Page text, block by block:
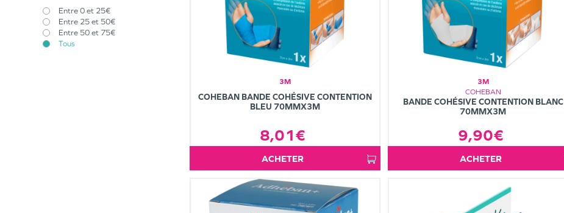
Entre 0 et 25€
Entre 25 et 50€
Entre 50 et 75€
Tous
3M
COHEBAN BANDE COHÉSIVE CONTENTION
BLEU 70MMX3M
8,01€
ACHETER
3M
COHEBAN
BANDE COHÉSIVE CONTENTION BLANC
70MMX3M
9,90€
ACHETER